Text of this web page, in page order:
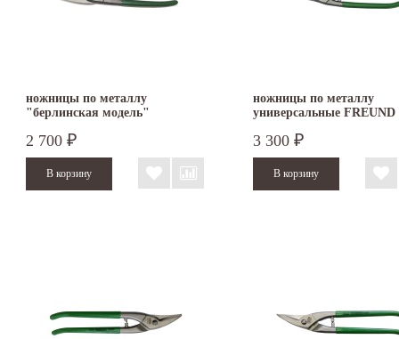
ножницы по металлу
"берлинская модель"
2 700 ₽
ножницы по металлу
универсальные FREUND
3 300 ₽